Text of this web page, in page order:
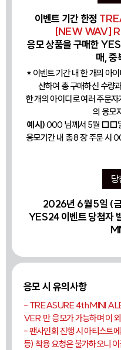
이벤트 기간 한정
[NEW WAV]
응모 상품을 구매한
매, 중
* 이벤트 기간 내 한 개의 아
산하여 총 구매하신 수량
한 개의 아이디로 여러 주문
의 응모
예시)000 님께서 5월 □□
응모기간 내 총 8 장 주문 시
2026년 6월 5일 (
YES24 이벤트 당첨자
응모 시 유의사항
- TREASURE 4th MINI
VER.만 응모가 가능하며 이
- 팬사인회 진행 시 아티스트
등) 착용 요청은 불가하오니